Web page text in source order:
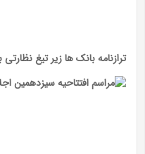
ترازنامه بانک ها زیر تیغ نظارتی